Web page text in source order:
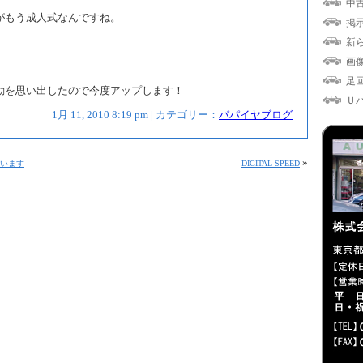
う成人式なんですね。
思い出したので今度アップします！
1月 11, 2010 8:19 pm | カテゴリー： パパイヤブログ
ます DIGITAL-SPEED »
中
掲
新
画
足
Ｕ